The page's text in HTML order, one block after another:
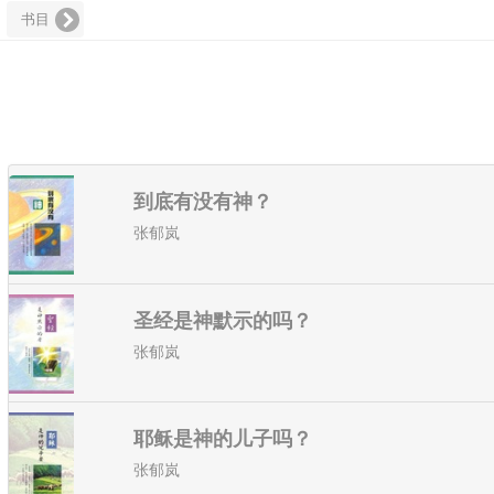
书目
到底有没有神？
张郁岚
圣经是神默示的吗？
张郁岚
耶稣是神的儿子吗？
张郁岚